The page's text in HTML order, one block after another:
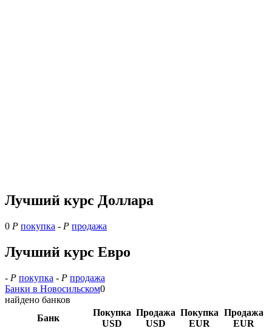
Лучший курс Доллара
0 Р покупка - Р продажа
Лучший курс Евро
- Р покупка - Р продажа
Банки в Новосильском0
найдено банков
Банк
Покупка
USD
Продажа
USD
Покупка
EUR
Продажа
EUR